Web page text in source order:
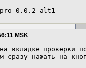
0.0.2-alt1
MSK
вкладке проверки
сразу нажать на